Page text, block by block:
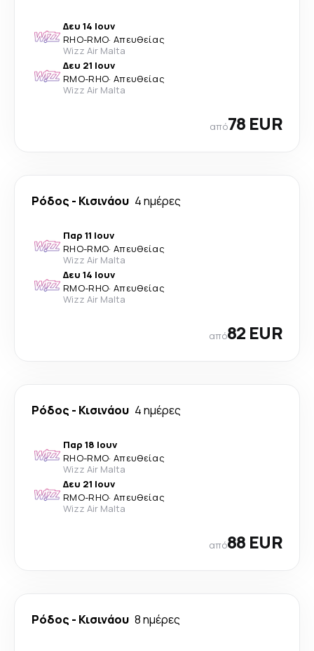
Δευ 14 Ιουν
RHO-RMO· Απευθείας
Wizz Air Malta
Δευ 21 Ιουν
RMO-RHO· Απευθείας
Wizz Air Malta
από78 EUR
Ρόδος - Κισινάου 4 ημέρες
Παρ 11 Ιουν
RHO-RMO· Απευθείας
Wizz Air Malta
Δευ 14 Ιουν
RMO-RHO· Απευθείας
Wizz Air Malta
από82 EUR
Ρόδος - Κισινάου 4 ημέρες
Παρ 18 Ιουν
RHO-RMO· Απευθείας
Wizz Air Malta
Δευ 21 Ιουν
RMO-RHO· Απευθείας
Wizz Air Malta
από88 EUR
Ρόδος - Κισινάου 8 ημέρες